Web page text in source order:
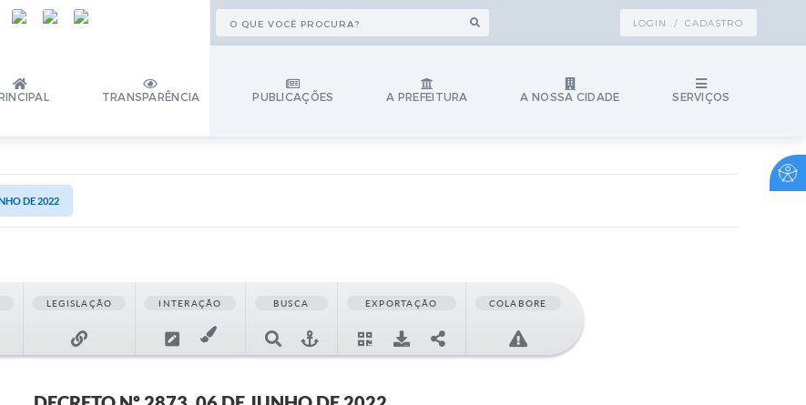
LOGIN / CADASTRO
TRANSPARÊNCIA PUBLICAÇÕES A PREFEITURA A NOSSA CIDADE SERVIÇOS
DE 2022
LEGISLAÇÃO INTERAÇÃO BUSCA EXPORTAÇÃO COLABORE